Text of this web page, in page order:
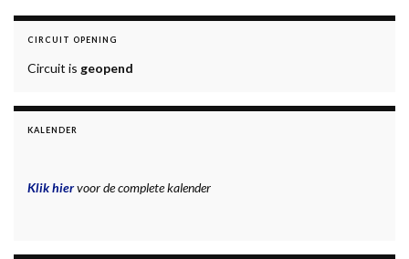
CIRCUIT OPENING
Circuit is geopend
KALENDER
Klik hiervoor de complete kalender